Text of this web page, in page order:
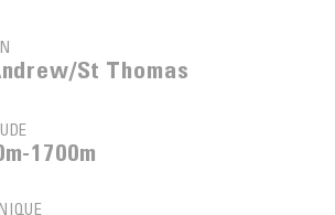
St Thomas
1700m